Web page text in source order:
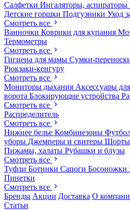
Салфетки Ингаляторы, аспираторы
Детские горшки Подгузники Уход
Смотреть все
Ванночки Коврики для купания
Термометры
Смотреть все
Гигиена для мамы Сумки-
Рюкзаки-кенгуру
Смотреть все
Мониторы дыхания Аксессуары
ворота Блокирующие устройства
Смотреть все
Распределитель
Смотреть все
Нижнее белье Комбинезоны
уборы Джемперы и свитеры Шорты
Пижамы, халаты Рубашки и блузы
Смотреть все
Туфли Ботинки Сапоги Босоножки
Пинетки
Смотреть все
Бренды Акции Доставка О
Статьи